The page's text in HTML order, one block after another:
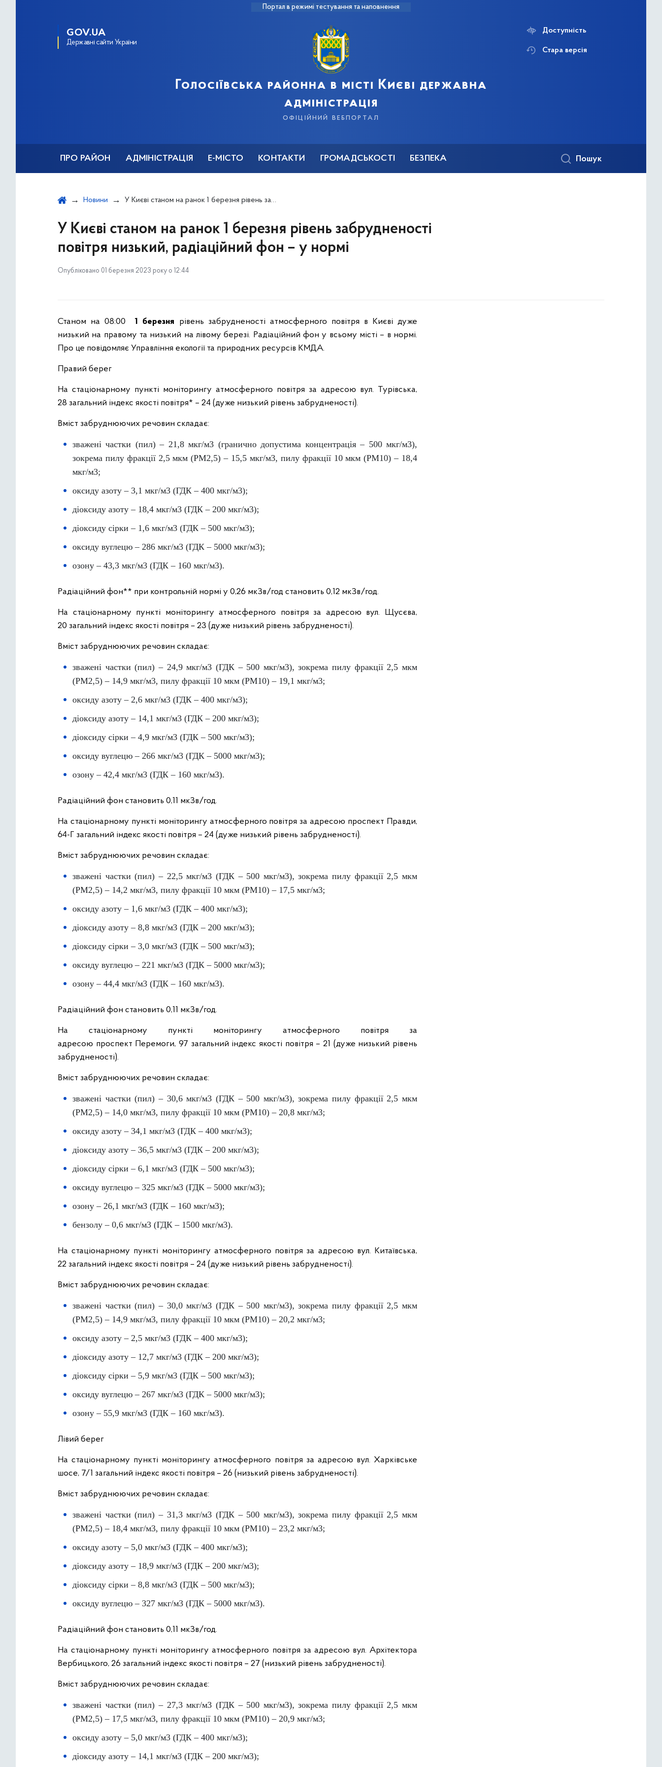
Портал в режимі тестування та наповнення
GOV.UA
Державні сайти України
Голосіївська районна в місті Києві державна
адміністрація
офіційний вебпортал
Доступність
Стара версія
ПРО РАЙОН АДМІНІСТРАЦІЯ Е-МІСТО КОНТАКТИ ГРОМАДСЬКОСТІ БЕЗПЕКА Пошук
Новини У Києві станом на ранок 1 березня рівень забрудненості повітря низький, радіаційний фон – у нормі
У Києві станом на ранок 1 березня рівень забрудненості
повітря низький, радіаційний фон – у нормі
Опубліковано 01 березня 2023 року о 12:44
Станом на 08:00 1 березня рівень забрудненості атмосферного повітря в Києві дуже
низький на правому та низький на лівому березі. Радіаційний фон у всьому місті – в нормі.
Про це повідомляє Управління екології та природних ресурсів КМДА.
Правий берег
На стаціонарному пункті моніторингу атмосферного повітря за адресою вул. Турівська,
28 загальний індекс якості повітря* – 24 (дуже низький рівень забрудненості).
Вміст забруднюючих речовин складає:
зважені частки (пил) – 21,8 мкг/м3 (гранично допустима концентрація – 500 мкг/м3),
зокрема пилу фракції 2,5 мкм (PM2,5) – 15,5 мкг/м3, пилу фракції 10 мкм (PM10) – 18,4
мкг/м3;
оксиду азоту – 3,1 мкг/м3 (ГДК – 400 мкг/м3);
діоксиду азоту – 18,4 мкг/м3 (ГДК – 200 мкг/м3);
діоксиду сірки – 1,6 мкг/м3 (ГДК – 500 мкг/м3);
оксиду вуглецю – 286 мкг/м3 (ГДК – 5000 мкг/м3);
озону – 43,3 мкг/м3 (ГДК – 160 мкг/м3).
Радіаційний фон** при контрольній нормі у 0,26 мкЗв/год становить 0,12 мкЗв/год.
На стаціонарному пункті моніторингу атмосферного повітря за адресою вул. Щусєва,
20 загальний індекс якості повітря – 23 (дуже низький рівень забрудненості).
Вміст забруднюючих речовин складає:
зважені частки (пил) – 24,9 мкг/м3 (ГДК – 500 мкг/м3), зокрема пилу фракції 2,5 мкм
(PM2,5) – 14,9 мкг/м3, пилу фракції 10 мкм (PM10) – 19,1 мкг/м3;
оксиду азоту – 2,6 мкг/м3 (ГДК – 400 мкг/м3);
діоксиду азоту – 14,1 мкг/м3 (ГДК – 200 мкг/м3);
діоксиду сірки – 4,9 мкг/м3 (ГДК – 500 мкг/м3);
оксиду вуглецю – 266 мкг/м3 (ГДК – 5000 мкг/м3);
озону – 42,4 мкг/м3 (ГДК – 160 мкг/м3).
Радіаційний фон становить 0,11 мкЗв/год.
На стаціонарному пункті моніторингу атмосферного повітря за адресою проспект Правди,
64-Г загальний індекс якості повітря – 24 (дуже низький рівень забрудненості).
Вміст забруднюючих речовин складає:
зважені частки (пил) – 22,5 мкг/м3 (ГДК – 500 мкг/м3), зокрема пилу фракції 2,5 мкм
(PM2,5) – 14,2 мкг/м3, пилу фракції 10 мкм (PM10) – 17,5 мкг/м3;
оксиду азоту – 1,6 мкг/м3 (ГДК – 400 мкг/м3);
діоксиду азоту – 8,8 мкг/м3 (ГДК – 200 мкг/м3);
діоксиду сірки – 3,0 мкг/м3 (ГДК – 500 мкг/м3);
оксиду вуглецю – 221 мкг/м3 (ГДК – 5000 мкг/м3);
озону – 44,4 мкг/м3 (ГДК – 160 мкг/м3).
Радіаційний фон становить 0,11 мкЗв/год.
На стаціонарному пункті моніторингу атмосферного повітря за
адресою проспект Перемоги, 97 загальний індекс якості повітря – 21 (дуже низький рівень
забрудненості).
Вміст забруднюючих речовин складає:
зважені частки (пил) – 30,6 мкг/м3 (ГДК – 500 мкг/м3), зокрема пилу фракції 2,5 мкм
(PM2,5) – 14,0 мкг/м3, пилу фракції 10 мкм (PM10) – 20,8 мкг/м3;
оксиду азоту – 34,1 мкг/м3 (ГДК – 400 мкг/м3);
діоксиду азоту – 36,5 мкг/м3 (ГДК – 200 мкг/м3);
діоксиду сірки – 6,1 мкг/м3 (ГДК – 500 мкг/м3);
оксиду вуглецю – 325 мкг/м3 (ГДК – 5000 мкг/м3);
озону – 26,1 мкг/м3 (ГДК – 160 мкг/м3);
бензолу – 0,6 мкг/м3 (ГДК – 1500 мкг/м3).
На стаціонарному пункті моніторингу атмосферного повітря за адресою вул. Китаївська,
22 загальний індекс якості повітря – 24 (дуже низький рівень забрудненості).
Вміст забруднюючих речовин складає:
зважені частки (пил) – 30,0 мкг/м3 (ГДК – 500 мкг/м3), зокрема пилу фракції 2,5 мкм
(PM2,5) – 14,9 мкг/м3, пилу фракції 10 мкм (PM10) – 20,2 мкг/м3;
оксиду азоту – 2,5 мкг/м3 (ГДК – 400 мкг/м3);
діоксиду азоту – 12,7 мкг/м3 (ГДК – 200 мкг/м3);
діоксиду сірки – 5,9 мкг/м3 (ГДК – 500 мкг/м3);
оксиду вуглецю – 267 мкг/м3 (ГДК – 5000 мкг/м3);
озону – 55,9 мкг/м3 (ГДК – 160 мкг/м3).
Лівий берег
На стаціонарному пункті моніторингу атмосферного повітря за адресою вул. Харківське
шосе, 7/1 загальний індекс якості повітря – 26 (низький рівень забрудненості).
Вміст забруднюючих речовин складає:
зважені частки (пил) – 31,3 мкг/м3 (ГДК – 500 мкг/м3), зокрема пилу фракції 2,5 мкм
(PM2,5) – 18,4 мкг/м3, пилу фракції 10 мкм (PM10) – 23,2 мкг/м3;
оксиду азоту – 5,0 мкг/м3 (ГДК – 400 мкг/м3);
діоксиду азоту – 18,9 мкг/м3 (ГДК – 200 мкг/м3);
діоксиду сірки – 8,8 мкг/м3 (ГДК – 500 мкг/м3);
оксиду вуглецю – 327 мкг/м3 (ГДК – 5000 мкг/м3).
Радіаційний фон становить 0,11 мкЗв/год.
На стаціонарному пункті моніторингу атмосферного повітря за адресою вул. Архітектора
Вербицького, 26 загальний індекс якості повітря – 27 (низький рівень забрудненості).
Вміст забруднюючих речовин складає:
зважені частки (пил) – 27,3 мкг/м3 (ГДК – 500 мкг/м3), зокрема пилу фракції 2,5 мкм
(PM2,5) – 17,5 мкг/м3, пилу фракції 10 мкм (PM10) – 20,9 мкг/м3;
оксиду азоту – 5,0 мкг/м3 (ГДК – 400 мкг/м3);
діоксиду азоту – 14,1 мкг/м3 (ГДК – 200 мкг/м3);